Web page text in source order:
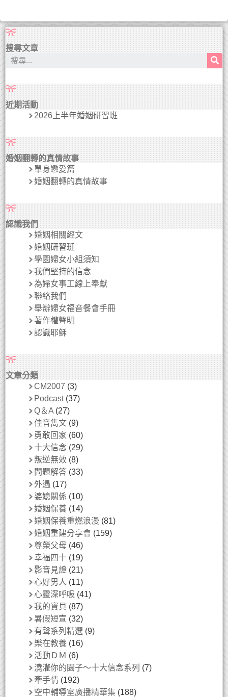
搜尋文章
近期活動
2026上半年婚姻研習班
婚姻翻轉的真情故事
單身戀愛篇
婚姻翻轉的真情故事
認識我們
婚姻相關經文
婚姻研習班
學園婦女小組須知
我們堅持的信念
為婦女事工線上奉獻
聯絡我們
舉辦婦女福音餐會手冊
著作權聲明
認識耶穌
文章分類
CM2007 (3)
Podcast(37)
Q＆A (27)
佳音雋文 (9)
勇敢回家 (60)
十大信念 (29)
叛逆無效 (8)
問題解答 (33)
外遇 (17)
婆媳關係 (10)
婚姻保養 (14)
婚姻保養重燃浪漫 (81)
婚姻重建分享會 (159)
尊榮父母 (46)
幸福四十 (19)
影音見證 (21)
心好男人 (11)
心靈深呼吸 (41)
我的寶貝 (87)
暑假短宣 (32)
有聲系列精選 (9)
樂在教養 (16)
活動ＤＭ (6)
澆灌你的園子～十大信念系列 (7)
牽手情 (192)
空中輔導室廣播精華集 (188)